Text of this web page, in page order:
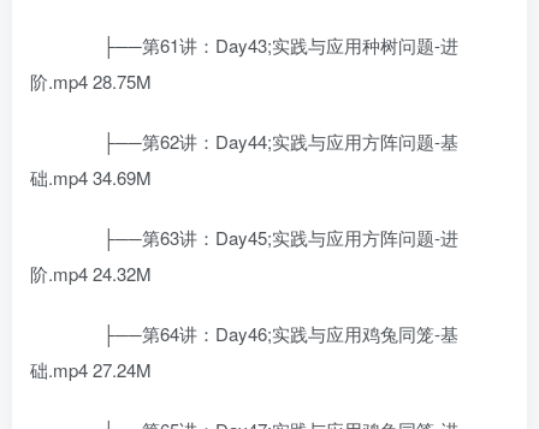
├──第61讲：Day43;实践与应用种树问题-进
阶.mp4 28.75M
├──第62讲：Day44;实践与应用方阵问题-基
础.mp4 34.69M
├──第63讲：Day45;实践与应用方阵问题-进
阶.mp4 24.32M
├──第64讲：Day46;实践与应用鸡兔同笼-基
础.mp4 27.24M